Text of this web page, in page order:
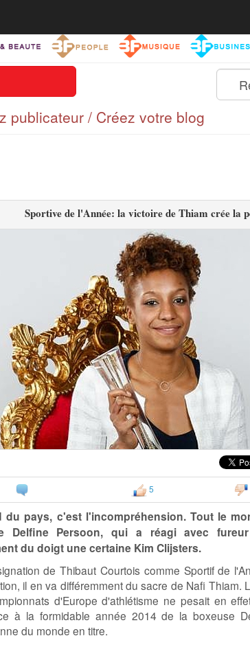
publicateur / Créez votre blog
Sportive de l'Année: la victoire de Thiam crée la
5
du pays, c'est l'incompréhension. Tout le
Delfine Persoon, qui a réagi avec
du doigt une certaine Kim Clijsters.
de Thibaut Courtois comme Sportif de
il en va différemment du sacre de Nafi Thiam.
d'Europe d'athlétisme ne pesait en
à la formidable année 2014 de la boxeuse
du monde en titre.